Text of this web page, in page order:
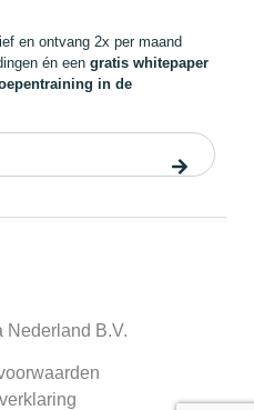
en ontvang 2x per maand
én een gratis whitepaper
in de
Nederland B.V.